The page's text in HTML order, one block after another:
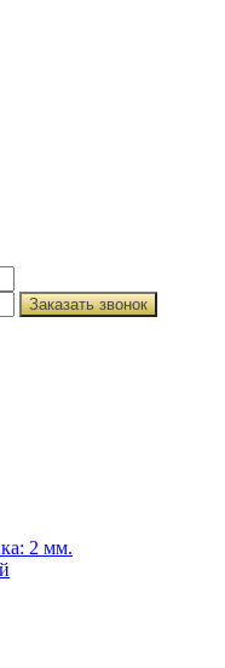
Заказать звонок
2 мм.